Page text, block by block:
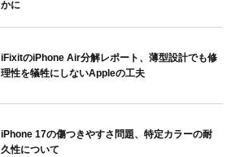
かに
iFixitのiPhone Air分解レポート、薄型設計でも修
理性を犠牲にしないAppleの工夫
iPhone 17の傷つきやすさ問題、特定カラーの耐
久性について